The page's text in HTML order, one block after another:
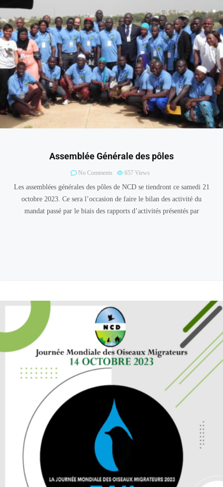
Assemblée Générale des pôles
No Comments 657 Views
Les assemblées générales des pôles de NCD se tiendront ce samedi 21
octobre 2023. Ce sera l’occasion de faire le bilan des activité du
mandat passé par le biais des rapports d’activités présentés par